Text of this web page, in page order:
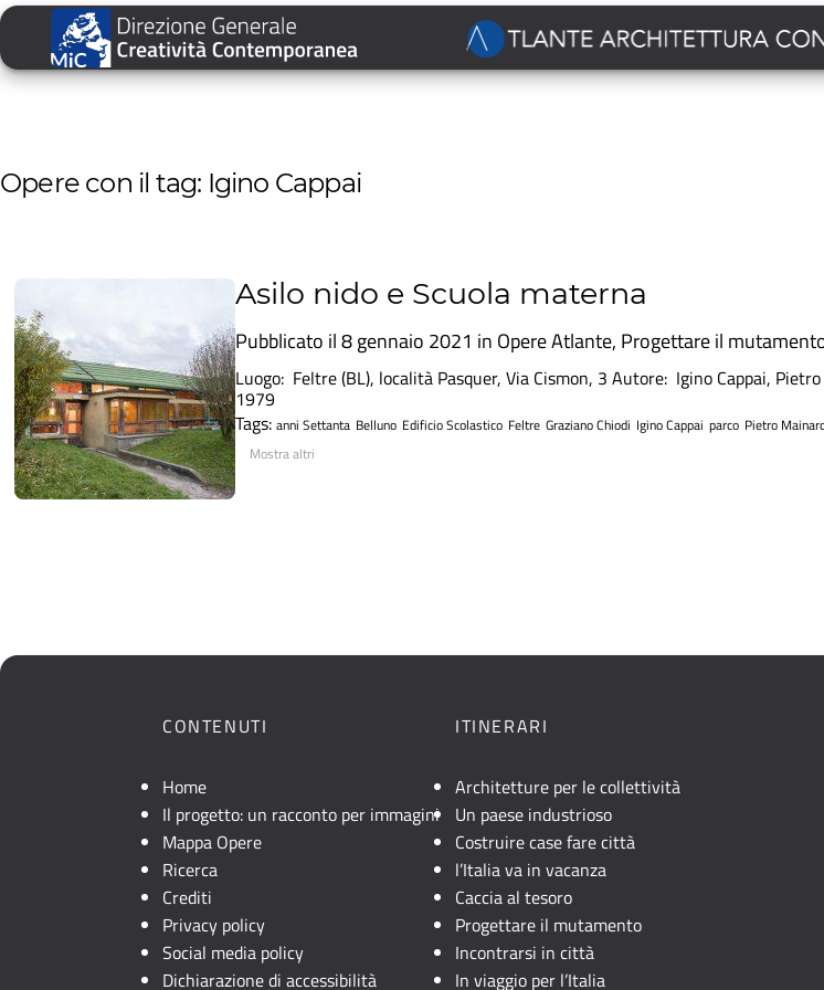
Opere con il tag: Igino Cappai
Asilo nido e Scuola materna
Pubblicato il 8 gennaio 2021 in Opere Atlante, Progettare il
Luogo: Feltre (BL), località Pasquer, Via Cismon, 3 Autore: Igino Cappai,
1979
Tags: anni Settanta Belluno Edificio Scolastico Feltre Graziano Chiodi Igino Cappai parco Pietro
Mostra altri
CONTENUTI
Home
Il progetto: un racconto per immagini
Mappa Opere
Ricerca
Crediti
Privacy policy
Social media policy
Dichiarazione di accessibilità
ITINERARI
Architetture per le collettività
Un paese industrioso
Costruire case fare città
l’Italia va in vacanza
Caccia al tesoro
Progettare il mutamento
Incontrarsi in città
In viaggio per l’Italia